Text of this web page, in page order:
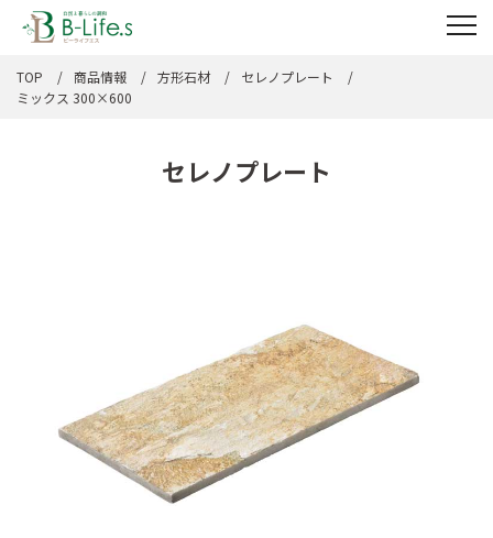
TOP 商品情報 方形石材
セレノプレート
ミックス 300×600
セレノプレート